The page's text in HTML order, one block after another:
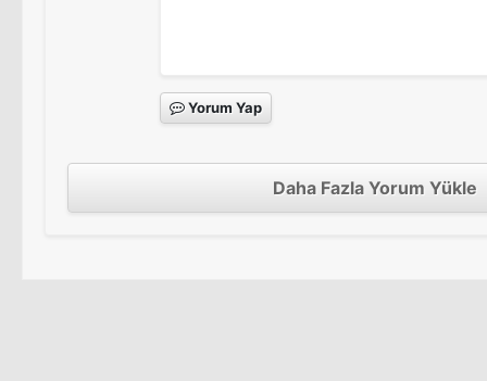
Yorum Yap
Daha Fazla Yorum Yükle